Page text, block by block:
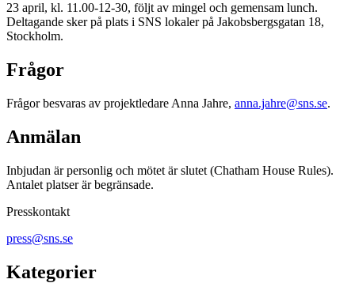
23 april, kl. 11.00-12-30, följt av mingel och gemensam lunch.
Deltagande sker på plats i SNS lokaler på Jakobsbergsgatan 18,
Stockholm.
Frågor
Frågor besvaras av projektledare Anna Jahre, anna.jahre@sns.se.
Anmälan
Inbjudan är personlig och mötet är slutet (Chatham House Rules).
Antalet platser är begränsade.
Presskontakt
press@sns.se
Kategorier